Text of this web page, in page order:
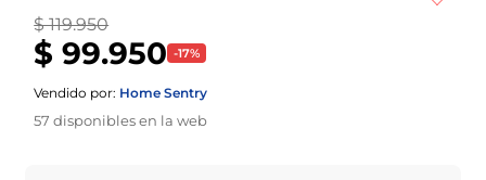
$ 119.950
$ 99.950 -17%
Vendido por: Home Sentry
57 disponibles en la web